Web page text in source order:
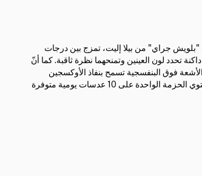
"بلويش جراي" من بيلا إليت، تمزج بين درجات
تحدد لون العينين وتمنحهما نظرة ثاقبة. كما أنّ
فوق البنفسجية تسمح بنفاذ الأوكسجين
لتضمن ترطيبًا وراحة طوال اليوم. تحتوي الحزمة الواحدة على 10 عدسات يومية متوفرة